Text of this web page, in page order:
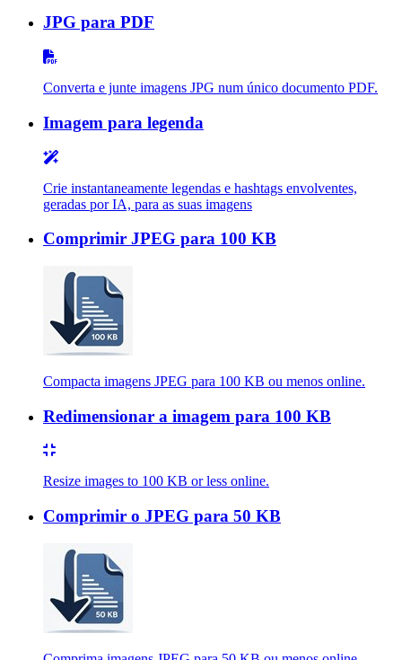
JPG para PDF
Converta e junte imagens JPG num único documento PDF.
Imagem para legenda
Crie instantaneamente legendas e hashtags envolventes,
geradas por IA, para as suas imagens
Comprimir JPEG para 100 KB
Compacta imagens JPEG para 100 KB ou menos online.
Redimensionar a imagem para 100 KB
Resize images to 100 KB or less online.
Comprimir o JPEG para 50 KB